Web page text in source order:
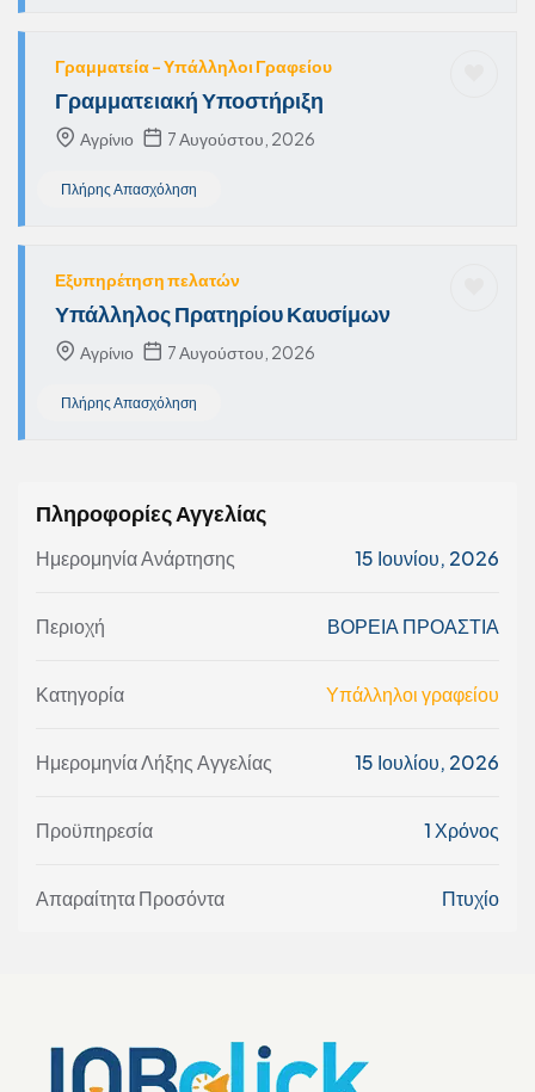
Γραμματεία - Υπάλληλοι Γραφείου
Γραμματειακή Υποστήριξη
Αγρίνιο 7 Αυγούστου, 2026
Πλήρης Απασχόληση
Εξυπηρέτηση πελατών
Υπάλληλος Πρατηρίου Καυσίμων
Αγρίνιο 7 Αυγούστου, 2026
Πλήρης Απασχόληση
Πληροφορίες Αγγελίας
Ημερομηνία Ανάρτησης 15 Ιουνίου, 2026
Περιοχή ΒΟΡΕΙΑ ΠΡΟΑΣΤΙΑ
Κατηγορία Υπάλληλοι γραφείου
Ημερομηνία Λήξης Αγγελίας 15 Ιουλίου, 2026
Προϋπηρεσία 1 Χρόνος
Απαραίτητα Προσόντα Πτυχίο